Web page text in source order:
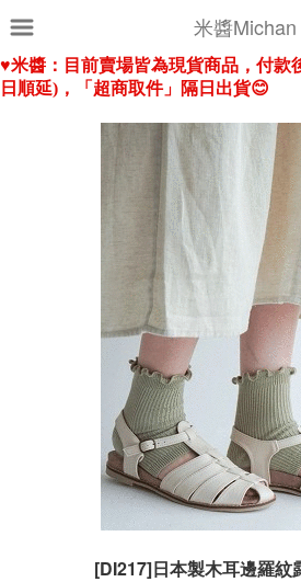
米醬Michan
[DI217]日本製木耳邊羅紋